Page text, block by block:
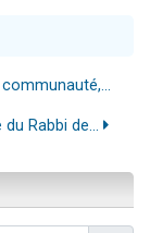
Rabbi de...